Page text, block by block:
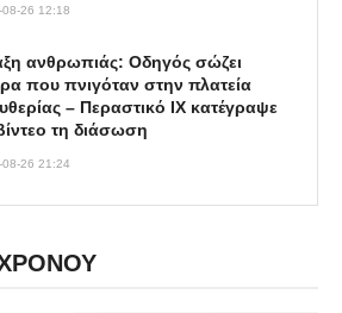
08-26 12:18
ανθρωπιάς: Οδηγός σώζει
που πνιγόταν στην πλατεία
– Περαστικό ΙΧ κατέγραψε
τη διάσωση
08-26 21:24